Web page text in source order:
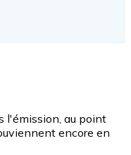
l'émission, au point
encore en